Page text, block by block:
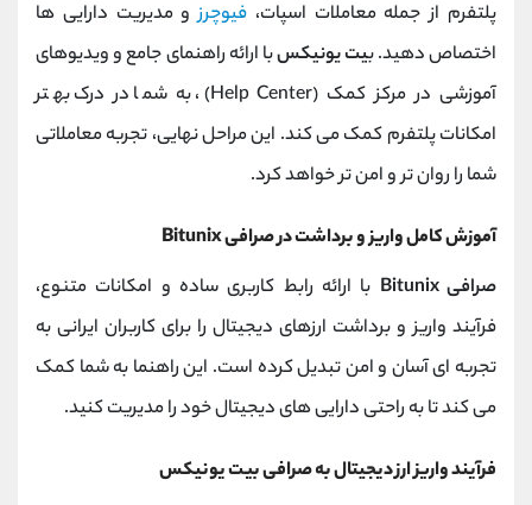
پلتفرم از جمله معاملات اسپات، فیوچرزو مدیریت دارایی ‌ها
اختصاص دهید. بیت‌ یونیکسبا ارائه راهنمای جامع و ویدیوهای
آموزشی در مرکز کمک (Help Center)، به شما در درک بهتر
امکانات پلتفرم کمک می‌ کند. این مراحل نهایی، تجربه معاملاتی
شما را روان ‌تر و امن ‌تر خواهد کرد.
آموزش کامل واریز و برداشت در صرافی Bitunix
صرافی Bitunix
با ارائه رابط کاربری ساده و امکانات متنوع،
فرآیند واریز و برداشت ارزهای دیجیتال را برای کاربران ایرانی به
تجربه ‌ای آسان و امن تبدیل کرده است. این راهنما به شما کمک
می‌ کند تا به راحتی دارایی ‌های دیجیتال خود را مدیریت کنید.
فرآیند واریز ارز دیجیتال به صرافی بیت ‌یونیکس